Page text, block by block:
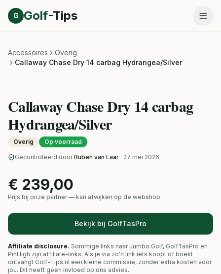
Direct naar inhoud
G Golf-Tips
Accessoires
Overig
Callaway Chase Dry 14 carbag Hydrangea/Silver
Callaway Chase Dry 14 carbag
Hydrangea/Silver
Overig Op voorraad
Gecontroleerd door Ruben van Laar · 27 mei 2026
€ 239,00
Prijs bij onze partner — kan afwijken op de webshop
Bekijk bij GolfTasPro
Affiliate disclosure. Sommige links naar Jumbo Golf, GolfTasPro en
PinHigh zijn affiliate-links. Als je via zo'n link iets koopt of boekt
ontvangt Golf-Tips.nl een kleine commissie, zonder extra kosten voor
jou. Dit heeft geen invloed op ons advies.